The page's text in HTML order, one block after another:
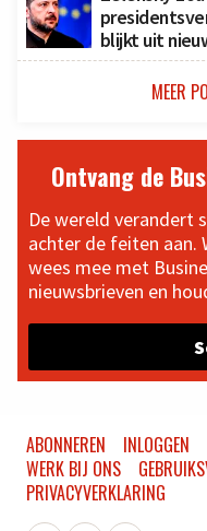
blijkt uit
MEER
Ontvang de
De wereld verandert
achter de feiten aan.
wees mee met
nieuwsbrieven en
ABONNEREN INLOGGEN
WERK BIJ ONS
PRIVACYVERKLARING